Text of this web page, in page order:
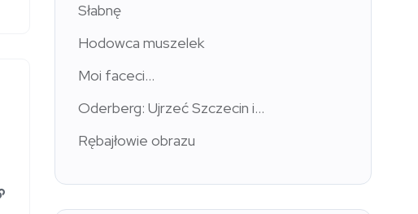
Słabnę
Hodowca muszelek
Moi faceci…
Oderberg: Ujrzeć Szczecin i…
Rębajłowie obrazu